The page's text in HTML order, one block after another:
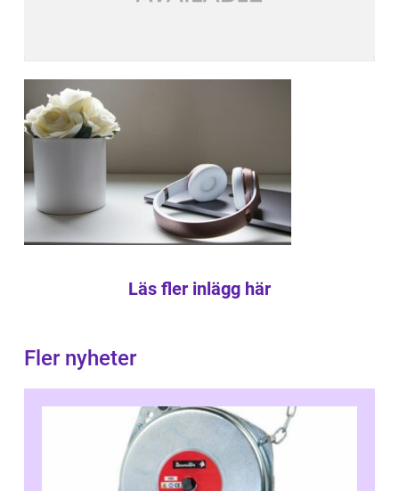
Läs fler inlägg här
Fler nyheter